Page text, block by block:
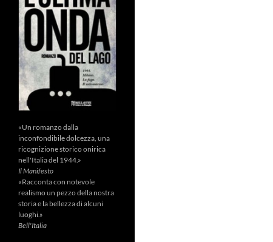
«Un romanzo dalla
inconfondibile dolcezza, una
ricognizione storico onirica
nell'Italia del 1944.»
Il Manifesto
«Racconta con notevole
realismo un pezzo della nostra
storia e la bellezza di alcuni
luoghi.»
Bell'Italia